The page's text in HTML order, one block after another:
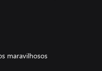
maravilhosos